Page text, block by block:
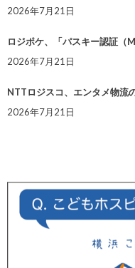
2026年7月21日
ロジポケ、「パスキー認証（
2026年7月21日
NTTロジスコ、エンタメ物流
2026年7月21日